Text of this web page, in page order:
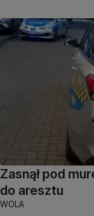
Zasnął pod
do aresztu
WOLA